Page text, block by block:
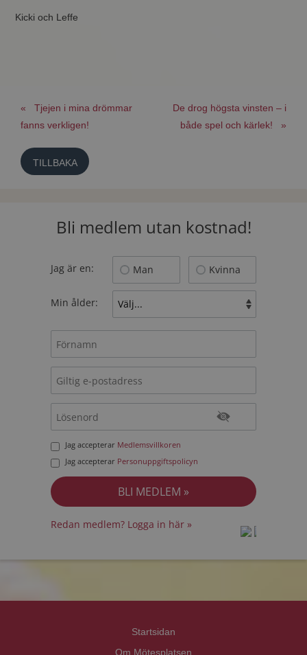
Kicki och Leffe
« Tjejen i mina drömmar
fanns verkligen!
De drog högsta vinsten – i
både spel och kärlek! »
TILLBAKA
Bli medlem utan kostnad!
Jag är en: Man Kvinna
Min ålder:
Jag accepterar Medlemsvillkoren
Jag accepterar Personuppgiftspolicyn
Redan medlem? Logga in här »
Startsidan
Om Mötesplatsen